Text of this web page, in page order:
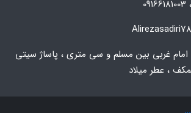
امام غربی بین مسلم و سی متری ، پاساژ سیتی
، عطر میلاد